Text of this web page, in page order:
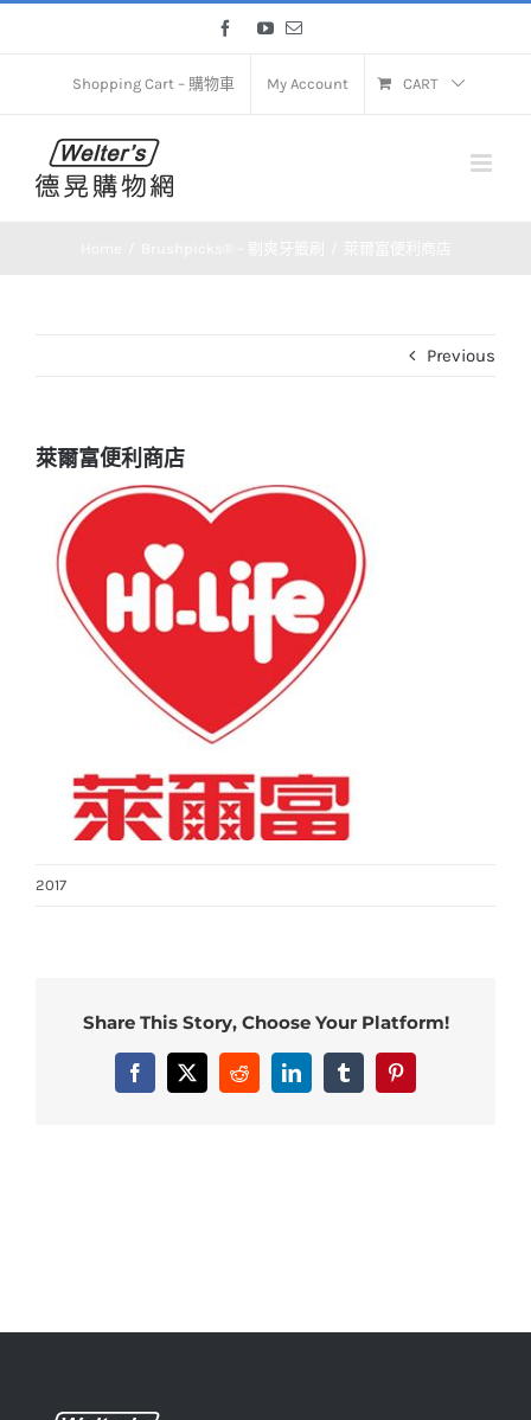
FacebookYouTube
Email
Shopping Cart – 購物車 My Account CART
Previous
萊爾富便利商店
2017
Share This Story, Choose Your Platform!
Facebook
X RedditLinkedInTumblrPinterest